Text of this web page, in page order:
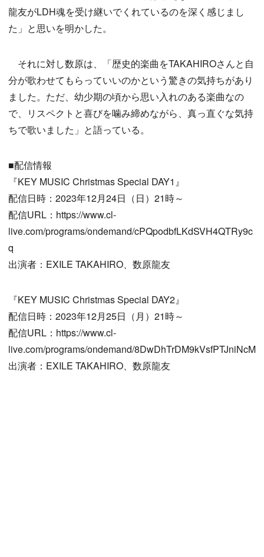
龍友がLDH魂を受け継いでくれているのを深く感じまし
た」と思いを明かした。
それに対し数原は、「歴史的楽曲をTAKAHIROさんと自
分が歌わせてもらっていいのかという驚きの気持ちがあり
ました。ただ、幼少期の頃から思い入れのある楽曲なの
で、リスペクトと喜びを噛み締めながら、真っ直ぐな気持
ちで歌いました」と語っている。
■配信情報
『KEY MUSIC Christmas Special DAY1』
配信日時：2023年12月24日（日）21時～
配信URL：https://www.cl-
live.com/programs/ondemand/cPQpodbfLKdSVH4QTRy9c
q
出演者：EXILE TAKAHIRO、数原龍友
『KEY MUSIC Christmas Special DAY2』
配信日時：2023年12月25日（月）21時～
配信URL：https://www.cl-
live.com/programs/ondemand/8DwDhTrDM9kVsfPTJniNcM
出演者：EXILE TAKAHIRO、数原龍友